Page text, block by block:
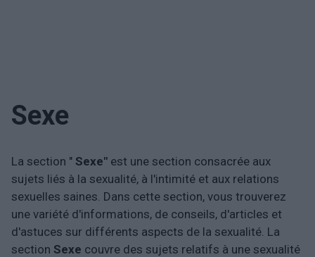
Sexe
La section " Sexe" est une section consacrée aux
sujets liés à la sexualité, à l'intimité et aux relations
sexuelles saines. Dans cette section, vous trouverez
une variété d'informations, de conseils, d'articles et
d'astuces sur différents aspects de la sexualité. La
section Sexe couvre des sujets relatifs à une sexualité